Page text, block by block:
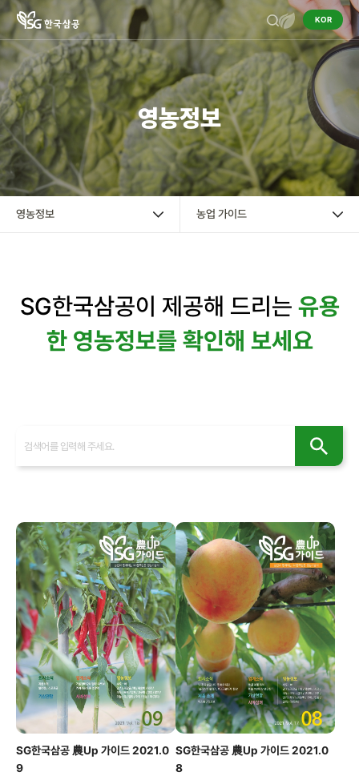
KOR
기업정보
작물보호제
영농정보
작물보호제의 이해
농업 가이드
영농정보
영농정보 농업 가이드
SG한국삼공이 제공해 드리는 유용
한 영농정보를 확인해 보세요
SG한국삼공 農Up 가이드 2021.0
9
SG한국삼공 農Up 가이드 2021.0
8